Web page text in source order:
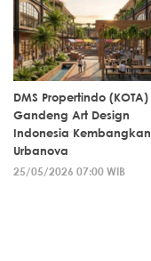
DMS Propertindo (KOTA)
Gandeng Art Design
Indonesia Kembangkan
Urbanova
25/05/2026 07:00 WIB